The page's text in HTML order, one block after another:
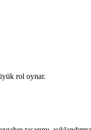
rol oynar.